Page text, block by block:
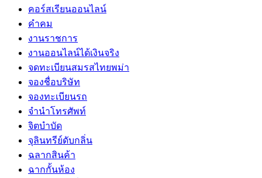
คอร์สเรียนออนไลน์
คำคม
งานราชการ
งานออนไลน์ได้เงินจริง
จดทะเบียนสมรสไทยพม่า
จองชื่อบริษัท
จองทะเบียนรถ
จำนำโทรศัพท์
จิตบำบัด
จุลินทรีย์ดับกลิ่น
ฉลากสินค้า
ฉากกั้นห้อง